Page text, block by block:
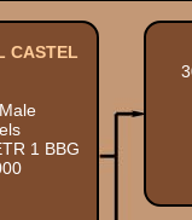
CASTEL
1 BBG